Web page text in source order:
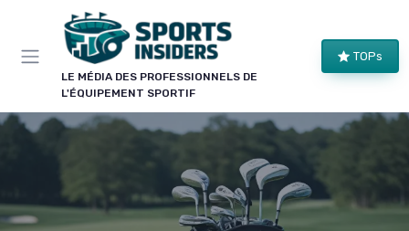
LE MÉDIA DES PROFESSIONNELS DE
L'ÉQUIPEMENT SPORTIF
TOPs
×
LE CLUB SPORTS INSIDERS
Rejoignez le club !
pièces et séries, et les enseignements de nos
comparatifs avant leur publication. Pour ceux qui
équipent un club, une salle ou une collectivité.
Panneau de gestion des cookies